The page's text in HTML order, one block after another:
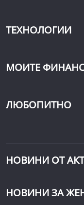
ТЕХНОЛОГИИ
МОИТЕ
ЛЮБОПИТНО
НОВИНИ ОТ
НОВИНИ ЗА